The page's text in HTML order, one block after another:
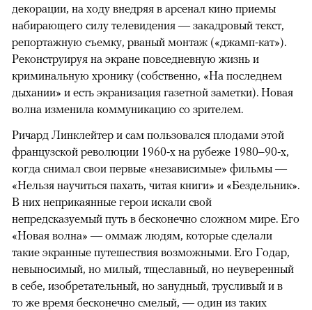
декорации, на ходу внедряя в арсенал кино приемы
набирающего силу телевидения — закадровый текст,
репортажную съемку, рваный монтаж («джамп-кат»).
Реконструируя на экране повседневную жизнь и
криминальную хронику (собственно, «На последнем
дыхании» и есть экранизация газетной заметки). Новая
волна изменила коммуникацию со зрителем.
Ричард Линклейтер и сам пользовался плодами этой
французской революции 1960-х на рубеже 1980–90-х,
когда снимал свои первые «независимые» фильмы —
«Нельзя научиться пахать, читая книги» и «Бездельник».
В них неприкаянные герои искали свой
непредсказуемый путь в бесконечно сложном мире. Его
«Новая волна» — оммаж людям, которые сделали
такие экранные путешествия возможными. Его Годар,
невыносимый, но милый, тщеславный, но неуверенный
в себе, изобретательный, но занудный, трусливый и в
то же время бесконечно смелый, — один из таких